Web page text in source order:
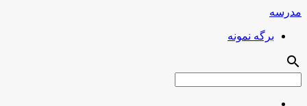
مدرسه
برگه نمونه
search